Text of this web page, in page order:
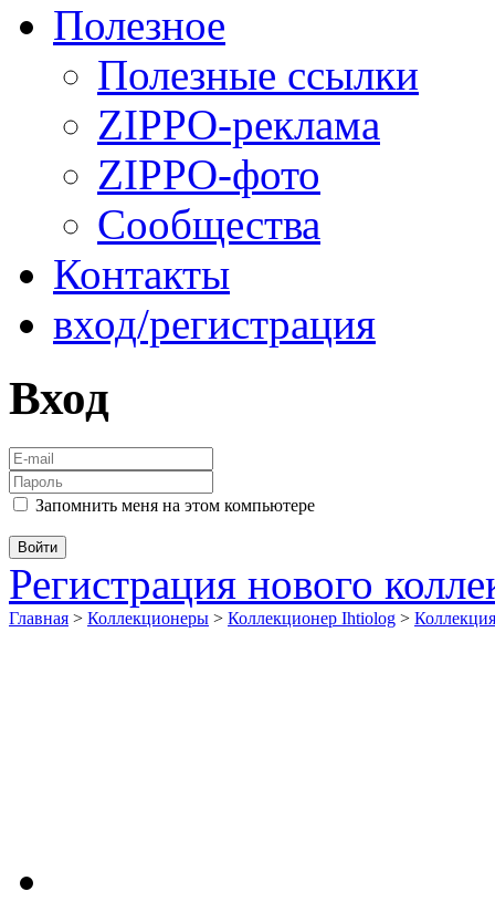
Полезное
Полезные ссылки
ZIPPO-реклама
ZIPPO-фото
Сообщества
Контакты
вход/регистрация
Вход
Запомнить меня на этом компьютере
Регистрация нового
Главная > Коллекционеры > Коллекционер Ihtiolog >